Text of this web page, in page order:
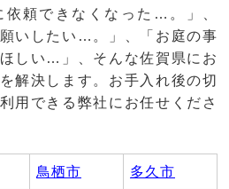
依頼できなくなった…。」、
願いしたい…。」、「お庭の事
しい…」、そんな佐賀県にお
解決します。お手入れ後の切
用できる弊社にお任せくださ
鳥栖市 多久市